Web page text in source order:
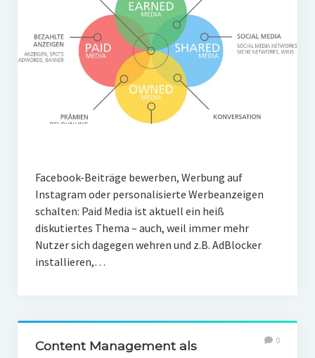
Facebook-Beiträge bewerben, Werbung auf
Instagram oder personalisierte Werbeanzeigen
schalten: Paid Media ist aktuell ein heiß
diskutiertes Thema – auch, weil immer mehr
Nutzer sich dagegen wehren und z.B. AdBlocker
installieren,…
Content Management als
0